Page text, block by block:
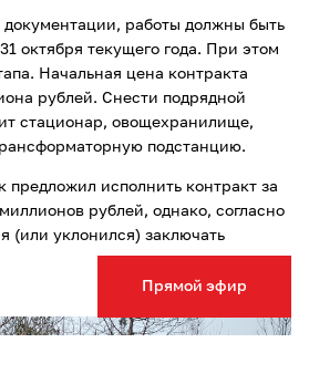
Прямой эфир
документации, работы должны быть
октября текущего года. При этом
Начальная цена контракта
рублей. Снести подрядной
стационар, овощехранилище,
подстанцию.
предложил исполнить контракт за
рублей, однако, согласно
(или уклонился) заключать